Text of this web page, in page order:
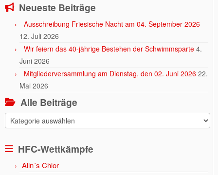
Neueste Beiträge
Ausschreibung Friesische Nacht am 04. September 2026
12. Juli 2026
Wir feiern das 40-jährige Bestehen der Schwimmsparte 4.
Juni 2026
Mitgliederversammlung am Dienstag, den 02. Juni 2026 22.
Mai 2026
Alle Beiträge
Alle
Beiträge
HFC-Wettkämpfe
Alln´s Chlor